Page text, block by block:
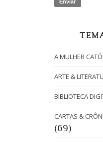
A MULHER
ARTE &
BIBLIOTECA
CARTAS &
(69)